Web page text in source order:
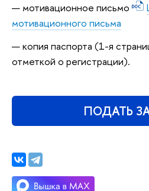
мотивационное письмо
мотивационного письма
копия паспорта (1-я
отметкой о регистрации).
ПОДАТЬ